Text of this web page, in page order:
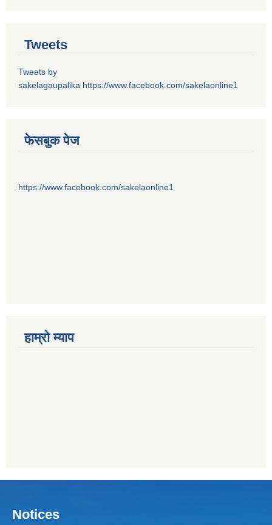
Tweets
Tweets by
sakelagaupalika https://www.facebook.com/sakelaonline1
फेसबुक पेज
https://www.facebook.com/sakelaonline1
हाम्राे म्याप
Notices